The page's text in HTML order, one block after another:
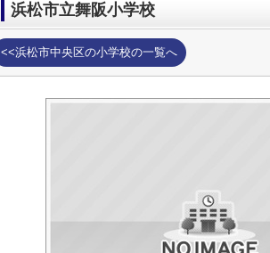
浜松市立舞阪小学校
<<浜松市中央区の小学校の一覧へ